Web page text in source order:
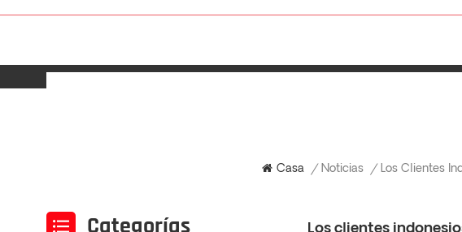
Casa / Noticias / Los Clientes